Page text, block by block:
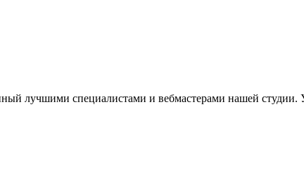
лучшими специалистами и вебмастерами нашей студии.